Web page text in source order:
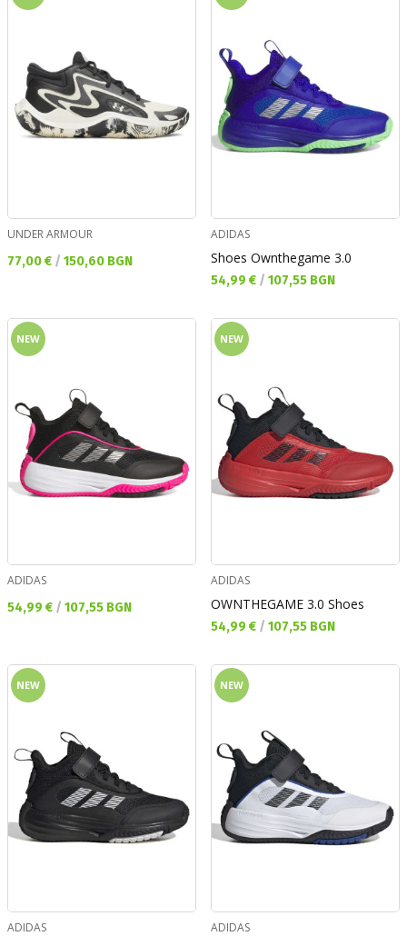
UNDER ARMOUR
Текуща цена:
77,00 € / 150,60 BGN
ADIDAS
Shoes Ownthegame 3.0
Текуща цена:
54,99 € / 107,55 BGN
NEW
ADIDAS
Текуща цена:
54,99 € / 107,55 BGN
NEW
ADIDAS
OWNTHEGAME 3.0 Shoes
Текуща цена:
54,99 € / 107,55 BGN
NEW
ADIDAS
NEW
ADIDAS